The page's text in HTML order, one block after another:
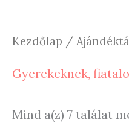
Kezdőlap /
Gyerekeknek,
Mind a(z) 7 találat